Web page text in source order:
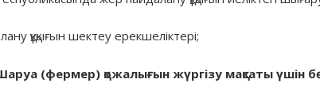
құқығын шектеу ерекшеліктері;
(фермер) қожалығын жүргізу мақсаты үшін